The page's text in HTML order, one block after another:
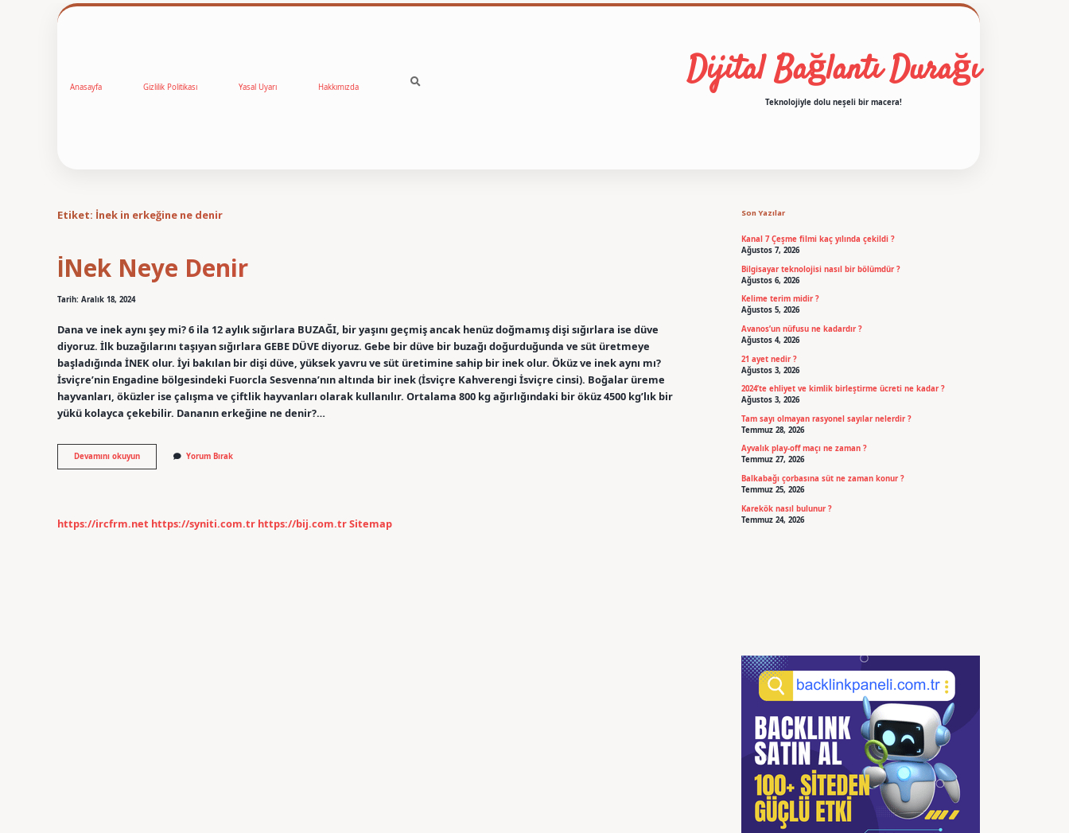
Anasayfa Gizlilik Politikası Yasal Uyarı Hakkımızda Dijital Bağlantı Durağı
Teknolojiyle dolu neşeli bir macera!
Etiket: İnek in erkeğine ne denir
İNek Neye Denir
Tarih: Aralık 18, 2024
Dana ve inek aynı şey mi? 6 ila 12 aylık sığırlara BUZAĞI, bir yaşını geçmiş ancak henüz doğmamış dişi sığırlara ise düve
diyoruz. İlk buzağılarını taşıyan sığırlara GEBE DÜVE diyoruz. Gebe bir düve bir buzağı doğurduğunda ve süt üretmeye
başladığında İNEK olur. İyi bakılan bir dişi düve, yüksek yavru ve süt üretimine sahip bir inek olur. Öküz ve inek aynı mı?
İsviçre’nin Engadine bölgesindeki Fuorcla Sesvenna’nın altında bir inek (İsviçre Kahverengi İsviçre cinsi). Boğalar üreme
hayvanları, öküzler ise çalışma ve çiftlik hayvanları olarak kullanılır. Ortalama 800 kg ağırlığındaki bir öküz 4500 kg’lık bir
yükü kolayca çekebilir. Dananın erkeğine ne denir?…
Devamını okuyunİNek
Neye
Yorum Bırak
https://ircfrm.net https://syniti.com.tr https://bij.com.trSitemap
Son Yazılar
Kanal 7 Çeşme filmi kaç yılında çekildi ?
Ağustos 7, 2026
Bilgisayar teknolojisi nasıl bir bölümdür ?
Ağustos 6, 2026
Kelime terim midir ?
Ağustos 5, 2026
Avanos’un nüfusu ne kadardır ?
Ağustos 4, 2026
21 ayet nedir ?
Ağustos 3, 2026
2024’te ehliyet ve kimlik birleştirme ücreti ne kadar ?
Ağustos 3, 2026
Tam sayı olmayan rasyonel sayılar nelerdir ?
Temmuz 28, 2026
Ayvalık play-off maçı ne zaman ?
Temmuz 27, 2026
Balkabağı çorbasına süt ne zaman konur ?
Temmuz 25, 2026
Karekök nasıl bulunur ?
Temmuz 24, 2026